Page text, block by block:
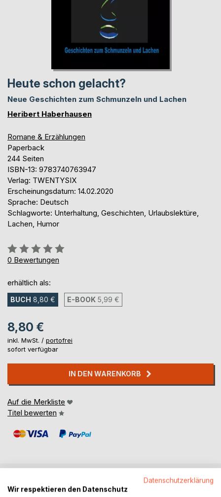
Heute schon gelacht?
Neue Geschichten zum Schmunzeln und Lachen
Heribert Haberhausen
Romane & Erzählungen
Paperback
244 Seiten
ISBN-13: 9783740763947
Verlag: TWENTYSIX
Erscheinungsdatum: 14.02.2020
Sprache: Deutsch
Schlagworte: Unterhaltung, Geschichten, Urlaubslektüre,
Lachen, Humor
Bewertung::
0%
0 Bewertungen
erhältlich als:
BUCH 8,80 € E-BOOK 5,99 €
8,80 €
inkl. MwSt. / portofrei
sofort verfügbar
IN DEN WARENKORB
Auf die Merkliste
Titel bewerten
BESCHREIBUNG
Datenschutzerklärung
Wir respektieren den Datenschutz